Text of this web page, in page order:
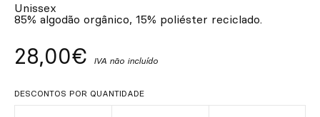
Unissex
85% algodão orgânico, 15% poliéster reciclado.
28,00€ IVA não incluído
DESCONTOS POR QUANTIDADE